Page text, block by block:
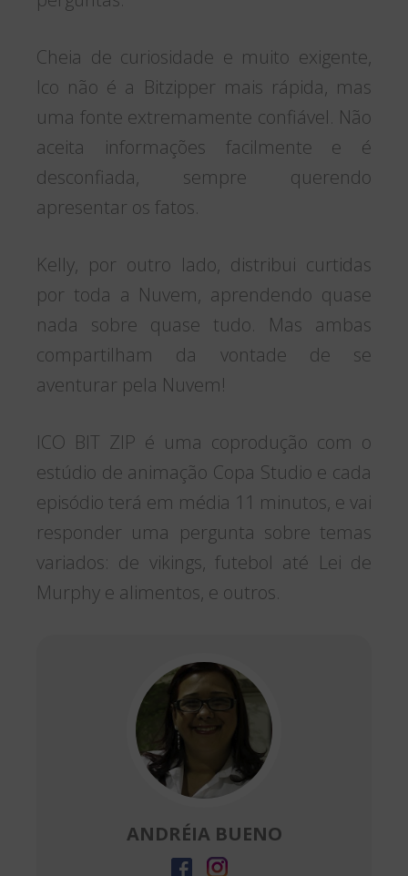
Cheia de curiosidade e muito exigente,
Ico não é a Bitzipper mais rápida, mas
uma fonte extremamente confiável. Não
aceita informações facilmente e é
desconfiada, sempre querendo
apresentar os fatos.
Kelly, por outro lado, distribui curtidas
por toda a Nuvem, aprendendo quase
nada sobre quase tudo. Mas ambas
compartilham da vontade de se
aventurar pela Nuvem!
ICO BIT ZIP é uma coprodução com o
estúdio de animação Copa Studio e cada
episódio terá em média 11 minutos, e vai
responder uma pergunta sobre temas
variados: de vikings, futebol até Lei de
Murphy e alimentos, e outros.
ANDRÉIA BUENO